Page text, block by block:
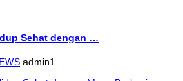
Sehat dengan …
admin1